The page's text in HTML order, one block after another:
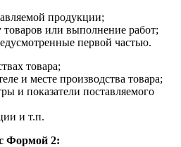
продукции;
товаров или выполнение работ;
первой частью.
товара;
и месте производства товара;
и показатели поставляемого
и т.п.
Формой 2: